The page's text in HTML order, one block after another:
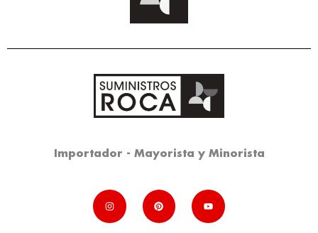
Importador - Mayorista y Minorista
I
n
s
P
i
n
Y
o
u